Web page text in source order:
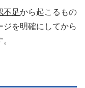
不足から起こるもの
ジを明確にしてから